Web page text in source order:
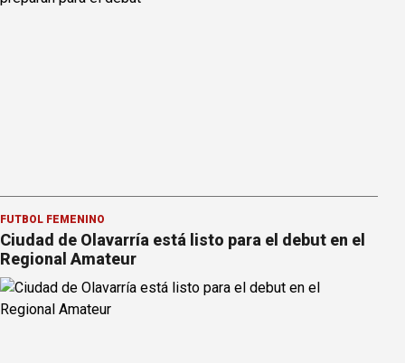
FÚTBOL FEMENINO
Ciudad de Olavarría está listo para el debut en el
Regional Amateur